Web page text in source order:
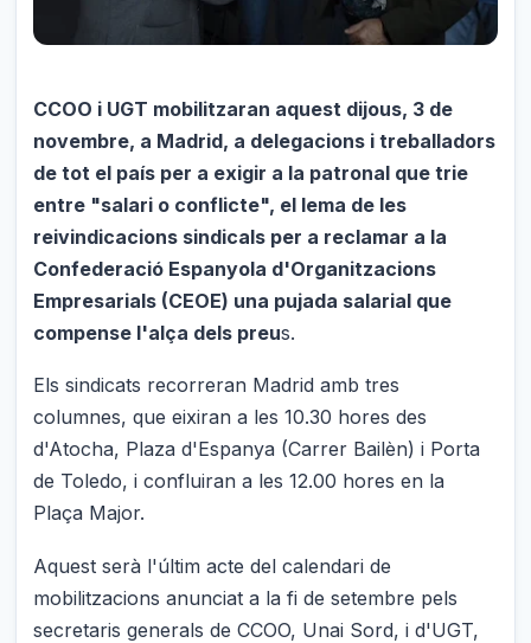
CCOO i UGT mobilitzaran aquest dijous, 3 de
novembre, a Madrid, a delegacions i treballadors
de tot el país per a exigir a la patronal que trie
entre "salari o conflicte", el lema de les
reivindicacions sindicals per a reclamar a la
Confederació Espanyola d'Organitzacions
Empresarials (CEOE) una pujada salarial que
compense l'alça dels preus.
Els sindicats recorreran Madrid amb tres
columnes, que eixiran a les 10.30 hores des
d'Atocha, Plaza d'Espanya (Carrer Bailèn) i Porta
de Toledo, i confluiran a les 12.00 hores en la
Plaça Major.
Aquest serà l'últim acte del calendari de
mobilitzacions anunciat a la fi de setembre pels
secretaris generals de CCOO, Unai Sord, i d'UGT,